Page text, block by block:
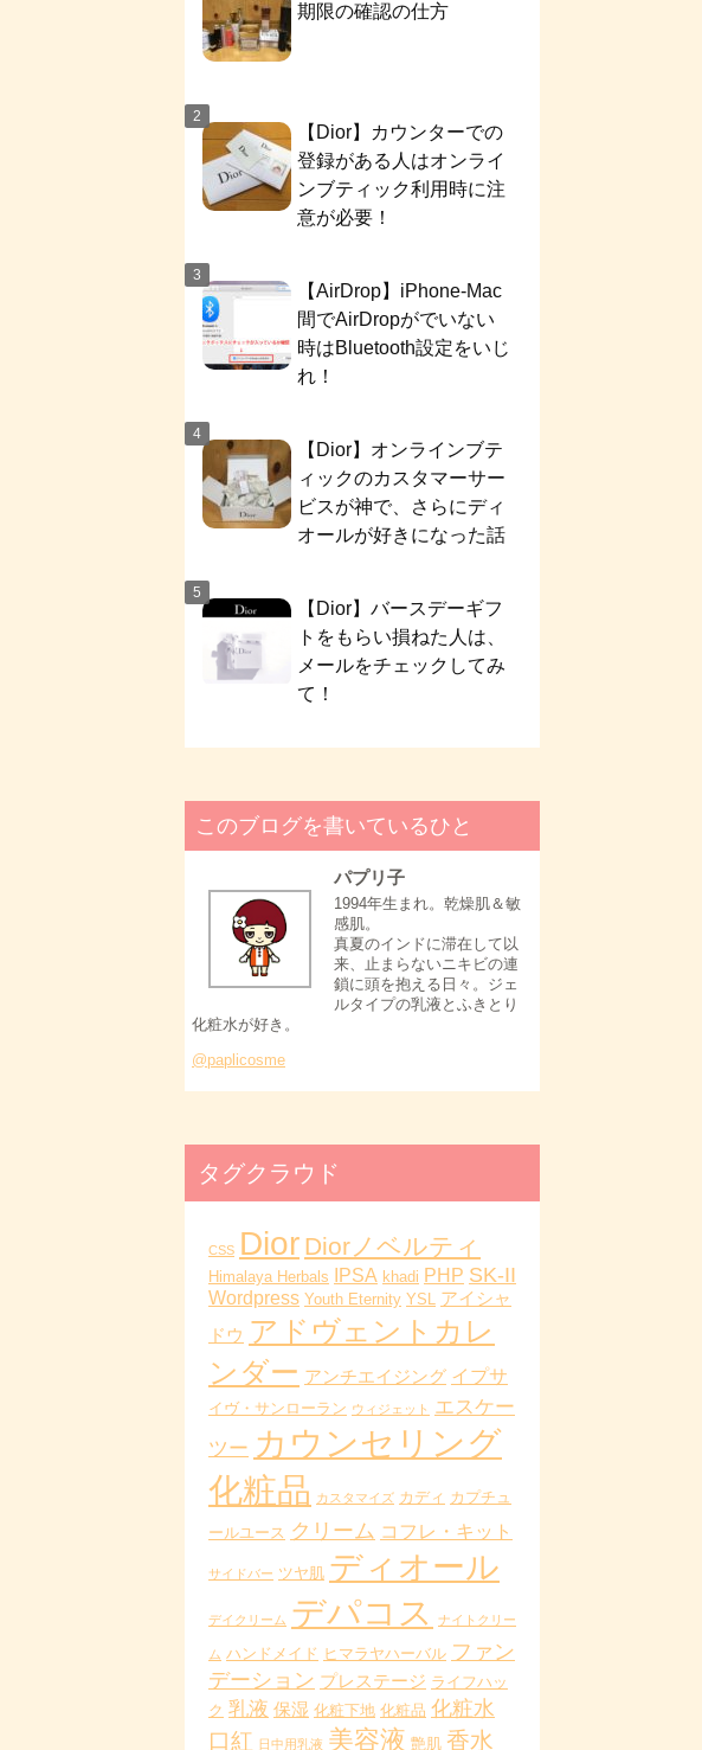
期限の確認の仕方
【Dior】カウンターでの
登録がある人はオンライ
ンブティック利用時に注
意が必要！
【AirDrop】iPhone-Mac
間でAirDropがでいない
時はBluetooth設定をいじ
れ！
【Dior】オンラインブテ
ィックのカスタマーサー
ビスが神で、さらにディ
オールが好きになった話
【Dior】バースデーギフ
トをもらい損ねた人は、
メールをチェックしてみ
て！
このブログを書いているひと
パプリ子
1994年生まれ。乾燥肌＆敏
感肌。
真夏のインドに滞在して以
来、止まらないニキビの連
鎖に頭を抱える日々。ジェ
ルタイプの乳液とふきとり
化粧水が好き。
@paplicosme
タグクラウド
CSS Dior Diorノベルティ
Himalaya Herbals IPSA khadi PHP SK-II
Wordpress Youth Eternity YSL アイシャ
ドウ アドヴェントカレ
ンダー アンチエイジング イプサ
イヴ・サンローラン ウィジェット
エスケー
ツー カウンセリング
化粧品 カスタマイズ カディ カプチュ
ールユース クリーム コフレ・キット
サイドバー ツヤ肌 ディオール
デイクリーム デパコス ナイトクリー
ム ハンドメイド ヒマラヤハーバル ファン
デーション プレステージ ライフハッ
ク 乳液 保湿 化粧下地 化粧品 化粧水
口紅 日中用乳液 美容液 艶肌 香水